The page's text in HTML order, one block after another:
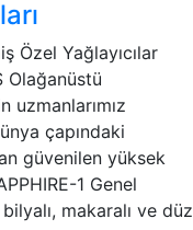
Özel Yağlayıcılar
Olağanüstü
uzmanlarımız
çapındaki
güvenilen yüksek
1 Genel
makaralı ve düz